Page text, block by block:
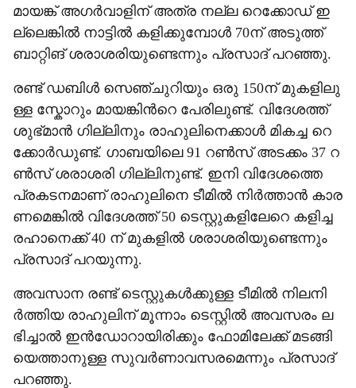
മാ​യ​ങ്ക് അ​ഗ​ര്‍വാ​ളി​ന് അ​ത്ര ന​ല്ല റെ​ക്കോ​ഡ് ഇ​
ല്ലെ​ങ്കി​ല്‍ നാ​ട്ടി​ല്‍ ക​ളി​ക്കു​മ്പോ​ള്‍ 70ന് ​അ​ടു​ത്ത്
ബാ​റ്റി​ങ് ശ​രാ​ശ​രി​യു​ണ്ടെ​ന്നും പ്ര​സാ​ദ് പ​റ​ഞ്ഞു.
ര​ണ്ട് ഡ​ബി​ള്‍ സെ​ഞ്ചു​റി​യും ഒ​രു 150ന് ​മു​ക​ളി​ലു​
ള്ള സ്കോ​റും മാ​യ​ങ്കി​ന്‍റെ പേ​രി​ലു​ണ്ട്. വി​ദേ​ശ​ത്ത്
ശു​ഭ്മാ​ന്‍ ഗി​ല്ലി​നും രാ​ഹു​ലി​നെ​ക്കാ​ള്‍ മി​ക​ച്ച റെ​
ക്കോ​ര്‍ഡു​ണ്ട്. ഗാ​ബ​യി​ലെ 91 റ​ണ്‍സ് അ​ട​ക്കം 37 റ​
ണ്‍സ് ശ​രാ​ശ​രി ഗി​ല്ലി​നു​ണ്ട്. ഇ​നി വി​ദേ​ശ​ത്തെ
പ്ര​ക​ട​ന​മാ​ണ് രാ​ഹു​ലി​നെ ടീ​മി​ല്‍ നി​ര്‍ത്താ​ന്‍ കാ​ര​
ണ​മെ​ങ്കി​ല്‍ വി​ദേ​ശ​ത്ത് 50 ടെ​സ്റ്റു​ക​ളി​ലേ​റെ ക​ളി​ച്ച
ര​ഹാ​നെ​ക്ക് 40 ന് ​മു​ക​ളി​ല്‍ ശ​രാ​ശ​രി​യു​ണ്ടെ​ന്നും
പ്ര​സാ​ദ് പ​റ​യു​ന്നു.
അ​വ​സാ​ന ര​ണ്ട് ടെ​സ്റ്റു​ക​ള്‍ക്കു​ള്ള ടീ​മി​ല്‍ നി​ല​നി​
ര്‍ത്തി​യ രാ​ഹു​ലി​ന് മൂ​ന്നാം ടെ​സ്റ്റി​ല്‍ അ​വ​സ​രം ല​
ഭി​ച്ചാ​ല്‍ ഇ​ന്‍ഡോ​റാ​യി​രി​ക്കും ഫോ​മി​ലേ​ക്ക് മ​ട​ങ്ങി​
യെ​ത്താ​നു​ള്ള സു​വ​ര്‍ണാ​വ​സ​ര​മെ​ന്നും പ്ര​സാ​ദ്
പ​റ​ഞ്ഞു.